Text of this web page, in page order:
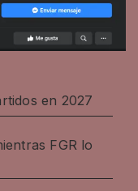
en 2027
FGR lo